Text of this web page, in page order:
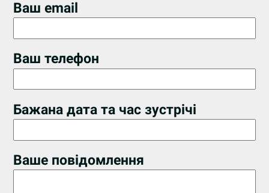
Ваш email
Ваш телефон
Бажана дата та час зустрічі
Ваше повідомлення